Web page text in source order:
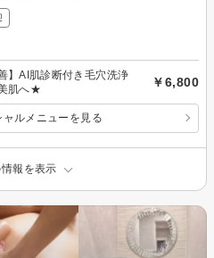
】AI肌診断付き毛穴洗浄
肌へ★
￥6,800
ルメニューを見る
報を表示